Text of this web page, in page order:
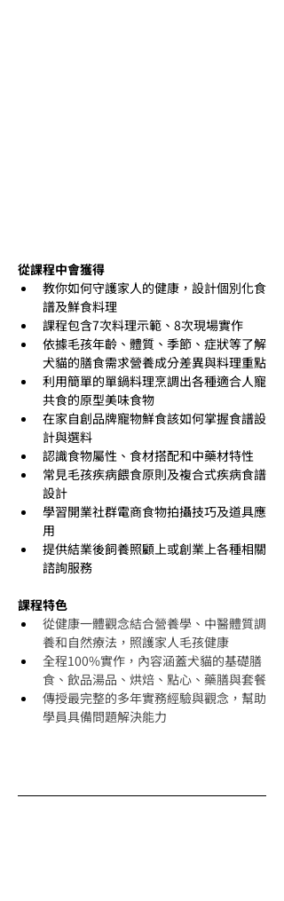
從課程中會獲得
教你如何守護家人的健康，設計個別化食
譜及鮮食料理
課程包含7次料理示範、8次現場實作
依據毛孩年齡、體質、季節、症狀等了解
犬貓的膳食需求營養成分差異與料理重點
利用簡單的單鍋料理烹調出各種適合人寵
共食的原型美味食物
在家自創品牌寵物鮮食該如何掌握食譜設
計與選料
認識食物屬性、食材搭配和中藥材特性
常見毛孩疾病餵食原則及複合式疾病食譜
設計
學習開業社群電商食物拍攝技巧及道具應
用
提供結業後飼養照顧上或創業上各種相關
諮詢服務
課程特色
從健康一體觀念結合營養學、中醫體質調
養和自然療法，照護家人毛孩健康
全程100%實作，內容涵蓋犬貓的基礎膳
食、飲品湯品、烘焙、點心、藥膳與套餐
傳授最完整的多年實務經驗與觀念，幫助
學員具備問題解決能力